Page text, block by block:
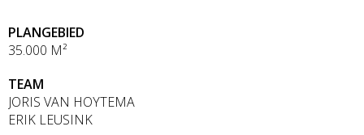
PLANGEBIED
35.000 M²
TEAM
JORIS VAN HOYTEMA
ERIK LEUSINK